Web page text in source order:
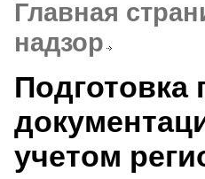
Главная
надзор
Подготовка
учетом